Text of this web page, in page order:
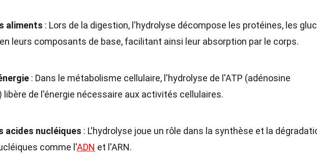
aliments : Lors de la digestion, l'hydrolyse décompose les protéines, les
leurs composants de base, facilitant ainsi leur absorption par le corps.
: Dans le métabolisme cellulaire, l'hydrolyse de l'ATP (adénosine
libère de l'énergie nécessaire aux activités cellulaires.
acides nucléiques : L'hydrolyse joue un rôle dans la synthèse et la
comme l'ADN et l'ARN.